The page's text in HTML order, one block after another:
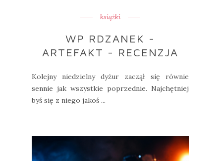
książki
WP RDZANEK -
ARTEFAKT - RECENZJA
Kolejny niedzielny dyżur zaczął się równie
sennie jak wszystkie poprzednie. Najchętniej
byś się z niego jakoś ...